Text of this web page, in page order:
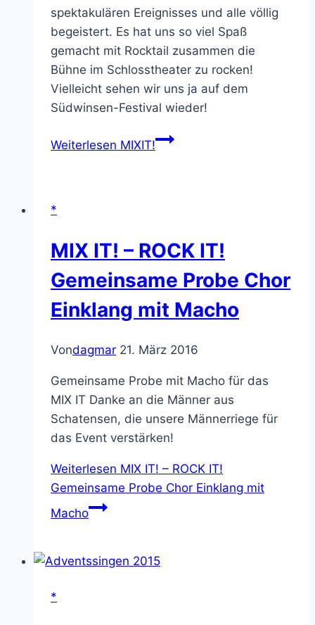
spektakulären Ereignisses und alle völlig
begeistert. Es hat uns so viel Spaß
gemacht mit Rocktail zusammen die
Bühne im Schlosstheater zu rocken!
Vielleicht sehen wir uns ja auf dem
Südwinsen-Festival wieder!
Weiterlesen MIXIT!
*
MIX IT! – ROCK IT!
Gemeinsame Probe Chor
Einklang mit Macho
Vondagmar 21. März 2016
Gemeinsame Probe mit Macho für das
MIX IT Danke an die Männer aus
Schatensen, die unsere Männerriege für
das Event verstärken!
Weiterlesen MIX IT! – ROCK IT!
Gemeinsame Probe Chor Einklang mit
Macho
*